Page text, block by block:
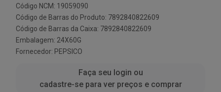
Código NCM: 19059090
Código de Barras do Produto: 7892840822609
Código de Barras da Caixa: 7892840822609
Embalagem: 24X60G
Fornecedor: PEPSICO
Faça seu login ou
cadastre-se para ver preços e comprar